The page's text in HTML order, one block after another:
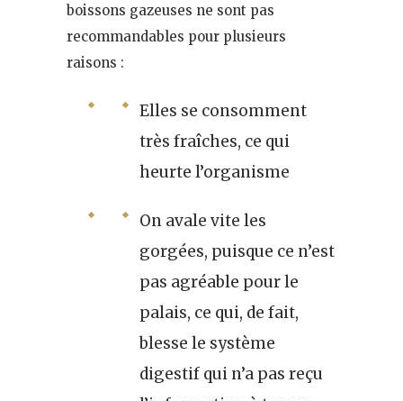
boissons gazeuses ne sont pas
recommandables pour plusieurs
raisons :
Elles se consomment
très fraîches, ce qui
heurte l’organisme
On avale vite les
gorgées, puisque ce n’est
pas agréable pour le
palais, ce qui, de fait,
blesse le système
digestif qui n’a pas reçu